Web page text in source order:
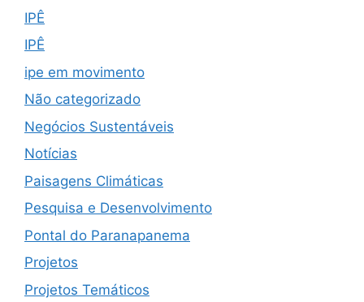
IPÊ
IPÊ
ipe em movimento
Não categorizado
Negócios Sustentáveis
Notícias
Paisagens Climáticas
Pesquisa e Desenvolvimento
Pontal do Paranapanema
Projetos
Projetos Temáticos